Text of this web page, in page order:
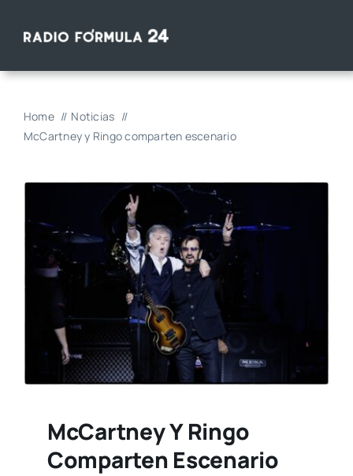
Home
Noticias
McCartney y Ringo comparten escenario
McCartney Y Ringo
Comparten Escenario